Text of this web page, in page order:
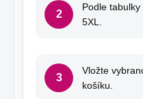
2
Podle
5XL.
3
Vložte
košíku.